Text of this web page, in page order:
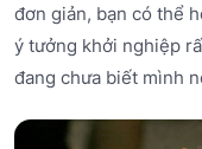
đơn giản, bạn có thể
ý tưởng khởi nghiệp
đang chưa biết mình